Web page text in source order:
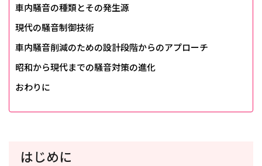
車内騒音の種類とその発生源
現代の騒音制御技術
車内騒音削減のための設計段階からのアプローチ
昭和から現代までの騒音対策の進化
おわりに
はじめに